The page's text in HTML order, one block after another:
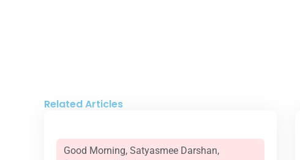
Related Articles
Good Morning, Satyasmee Darshan,